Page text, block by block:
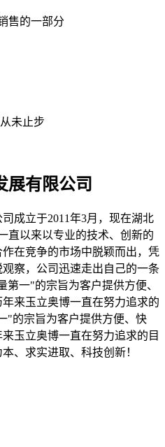
售的一部分
未止步
展有限公司
成立于2011年3月，现在湖北
直以来以专业的技术、创新的
在竞争的市场中脱颖而出，凭
察，公司迅速走出自己的一条
一"的宗旨为客户提供方便、
来玉立奥博一直在努力追求的
"的宗旨为客户提供方便、快
玉立奥博一直在努力追求的目
、求实进取、科技创新！